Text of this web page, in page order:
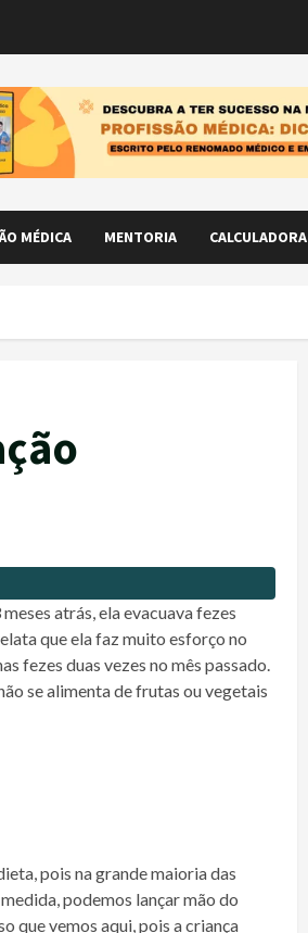
MÉDICA MENTORIA CALCULADORA
atrás, ela evacuava fezes
que ela faz muito esforço no
fezes duas vezes no mês passado.
se alimenta de frutas ou vegetais
pois na grande maioria das
podemos lançar mão do
que vemos aqui, pois a criança